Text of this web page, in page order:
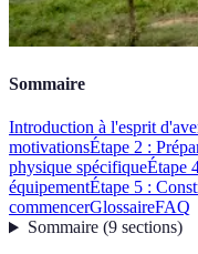
Sommaire
Introduction à l'esprit
motivationsÉtape 2 :
physique spécifiqueÉtape
équipementÉtape 5 :
commencerGlossaireFAQ
Sommaire(9 sections)